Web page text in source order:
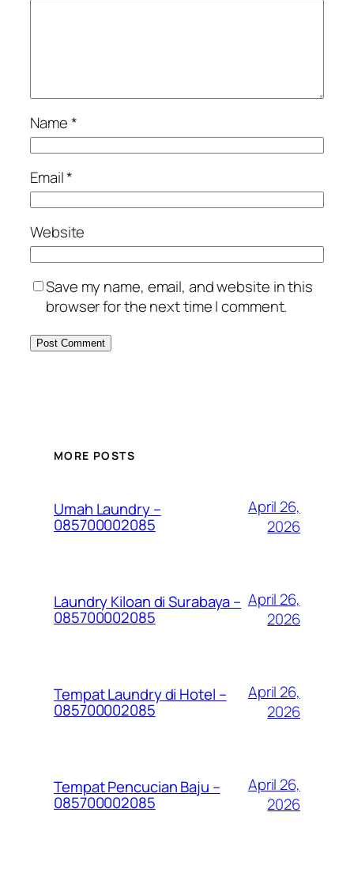
Name*
Email*
Website
Save my name, email, and website in this
browser for the next time I comment.
MORE POSTS
Umah Laundry –
085700002085
April 26,
2026
Laundry Kiloan di Surabaya –
085700002085
April 26,
2026
Tempat Laundry di Hotel –
085700002085
April 26,
2026
Tempat Pencucian Baju –
085700002085
April 26,
2026